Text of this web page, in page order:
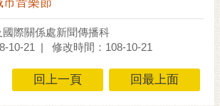
際關係處新聞傳播科
10-21
修改時間：108-10-21
回上一頁 回最上面